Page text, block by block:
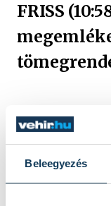
Beleegyezés
FRISS
A
tömegesen
véradó
Moszkva